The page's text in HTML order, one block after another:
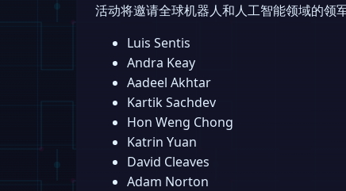
活动将邀请全球机器人和人工智能领域的领
Luis Sentis
Andra Keay
Aadeel Akhtar
Kartik Sachdev
Hon Weng Chong
Katrin Yuan
David Cleaves
Adam Norton